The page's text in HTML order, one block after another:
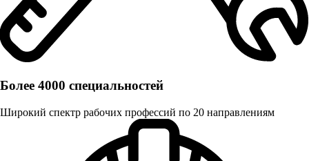
Более 4000 специальностей
Широкий спектр рабочих профессий по 20 направлениям